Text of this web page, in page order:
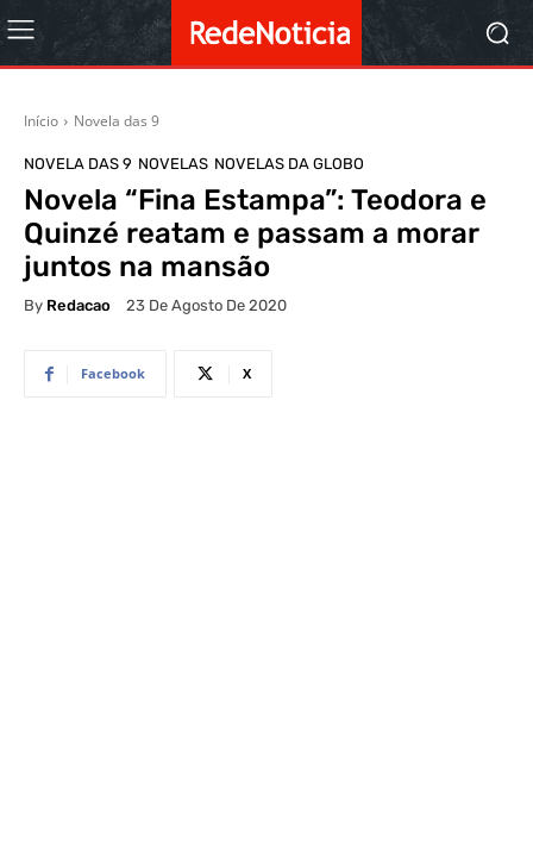
Início Novela das 9
NOVELA DAS 9 NOVELAS NOVELAS DA GLOBO
Novela “Fina Estampa”: Teodora e
Quinzé reatam e passam a morar
juntos na mansão
By Redacao 23 De Agosto De 2020
Facebook X